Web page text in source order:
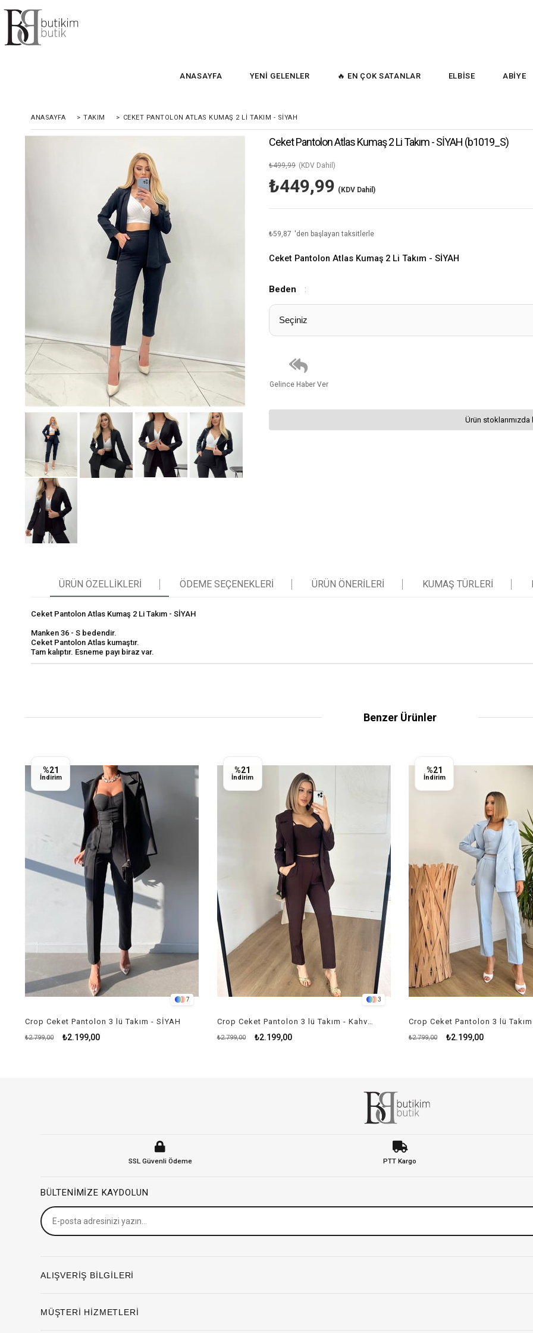
ANASAYFA YENİ GELENLER 🔥 EN ÇOK SATANLAR ELBİSE ABİYE
ANASAYFA > TAKIM > CEKET PANTOLON ATLAS KUMAŞ 2 LI TAKIM - SİYAH
Ceket Pantolon Atlas Kumaş 2 Li Takım - SİYAH (b1019_S)
₺499,99 (KDV Dahil)
₺449,99 (KDV Dahil)
₺59,87 'den başlayan taksitlerle
Ceket Pantolon Atlas Kumaş 2 Li Takım - SİYAH
Beden :
Gelince Haber Ver
Ürün stoklarımızda
ÜRÜN ÖZELLIKLERI ÖDEME SEÇENEKLERI ÜRÜN ÖNERILERI KUMAŞ TÜRLERI
Ceket Pantolon Atlas Kumaş 2 Li Takım - SİYAH
Manken 36 - S bedendir.
Ceket Pantolon Atlas kumaştır.
Tam kalıptır. Esneme payı biraz var.
Benzer Ürünler
7
Crop Ceket Pantolon 3 lü Takım - SİYAH
₺2.199,00
₺2.799,00
%21
İndirim
3
Crop Ceket Pantolon 3 lü Takım - Kahverengi
₺2.199,00
₺2.799,00
%21
İndirim
₺2.199,00
₺2.799,00
%21
İndirim
SSL Güvenli Ödeme PTT Kargo
BÜLTENIMIZE KAYDOLUN
ALIŞVERİŞ BİLGİLERİ
MÜŞTERİ HİZMETLERİ